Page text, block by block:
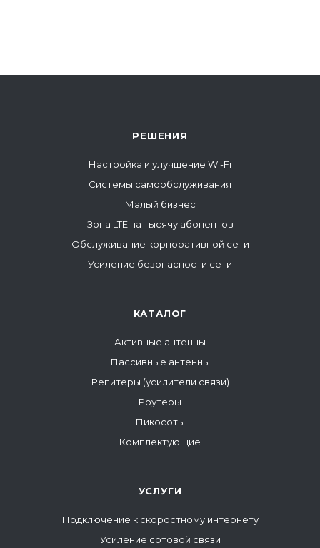
РЕШЕНИЯ
Настройка и улучшение Wi-Fi
Системы самообслуживания
Малый бизнес
Зона LTE на тысячу абонентов
Обслуживание корпоративной сети
Усиление безопасности сети
КАТАЛОГ
Активные антенны
Пассивные антенны
Репитеры (усилители связи)
Роутеры
Пикосоты
Комплектующие
УСЛУГИ
Подключение к скоростному интернету
Усиление сотовой связи